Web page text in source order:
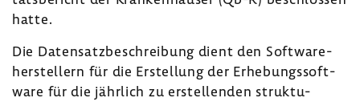
hatte.
Die Daten­satz­be­schrei­bung dient den Soft­ware­
her­stel­lern für die Erstel­lung der Erhe­bungs­soft­
ware für die jähr­lich zu erstel­lenden struk­tu­